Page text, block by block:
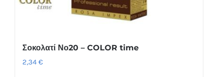
Σοκολατί Νο20 – COLOR time
2,34 €